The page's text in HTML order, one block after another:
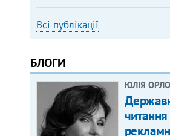
Всі публікації
БЛОГИ
ЮЛІЯ